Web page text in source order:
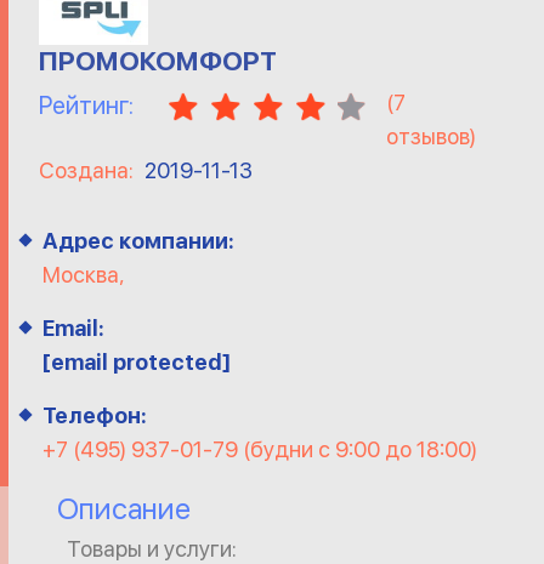
ПРОМОКОМФОРТ
Рейтинг: (7
отзывов)
Создана: 2019-11-13
Адрес компании:
Москва,
Email:
[email protected]
Телефон:
+7 (495) 937-01-79 (будни с 9:00 до 18:00)
Описание
Товары и услуги: